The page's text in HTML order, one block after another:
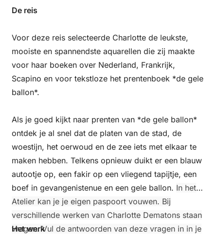
De reis
Voor deze reis selecteerde Charlotte de leukste,
mooiste en spannendste aquarellen die zij maakte
voor haar boeken over Nederland, Frankrijk,
Scapino en voor tekstloze het prentenboek *de gele
ballon*.
Als je goed kijkt naar prenten van *de gele ballon*
ontdek je al snel dat de platen van de stad, de
woestijn, het oerwoud en de zee iets met elkaar te
maken hebben. Telkens opnieuw duikt er een blauw
autootje op, een fakir op een vliegend tapijtje, een
boef in gevangenistenue en een gele ballon. In het
Atelier kan je je eigen paspoort vouwen. Bij
verschillende werken van Charlotte Dematons staan
vragen. Vul de antwoorden van deze vragen in in je
Het werk